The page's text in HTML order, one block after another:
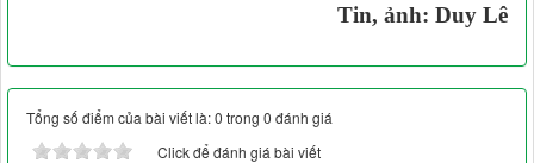
Tin, ảnh: Duy Lê
Tổng số điểm của bài viết là: 0 trong 0 đánh giá
Click để đánh giá bài viết